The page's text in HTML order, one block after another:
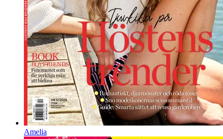
Amelia